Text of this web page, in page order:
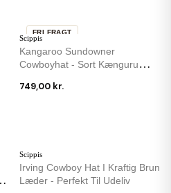
Scippis
Kangaroo Sundowner
Cowboyhat - Sort Kænguru
749,00 kr.
FRI FRAGT
Scippis
Irving Cowboy Hat I Kraftig Brun
Læder - Perfekt Til Udeliv